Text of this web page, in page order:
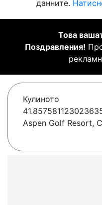
данните.
Това
Поздравления!
Кулиното
Aspen Golf Resort,